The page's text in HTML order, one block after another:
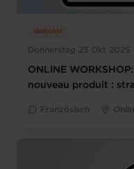
Donnerstag 23 Okt 2025
Webinar
ONLINE
nouveau produit :
Französisch